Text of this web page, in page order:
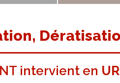
intervient en